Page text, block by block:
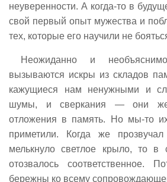
неуверенности. А когда-то в
свой первый опыт мужества и
тех, которые его научили не
Неожиданно и
вызываются искры из складов
кажущиеся нам ненужными и
шумы, и сверкания — они же
отложения в память. Но мы-то
приметили. Когда же
мелькнуло светлое крыло, то в
отозвалось соответственное.
бережны ко всему